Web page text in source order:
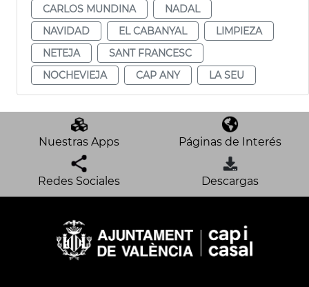
CARLOS MUNDINA
NADAL
NAVIDAD
EL CABANYAL
LIMPIEZA
NETEJA
SANT FRANCESC
NOCHEVIEJA
CAP ANY LA SEU
Nuestras Apps Páginas de Interés
Redes Sociales Descargas